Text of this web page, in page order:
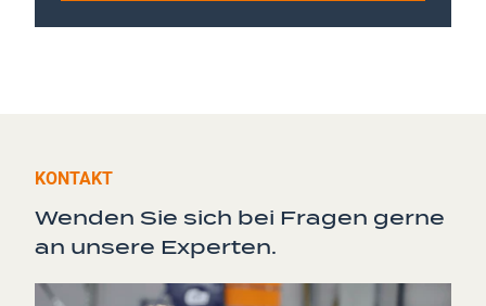
KONTAKT
Wenden Sie sich bei Fragen gerne
an unsere Experten.